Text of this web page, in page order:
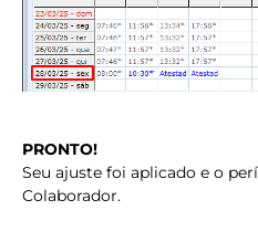
PRONTO!
Seu ajuste foi aplicado e o
Colaborador.